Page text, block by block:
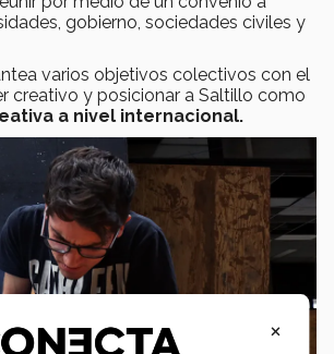
gobierno, sociedades civiles y
varios objetivos colectivos con el
creativo y posicionar a Saltillo como
a nivel internacional.
×